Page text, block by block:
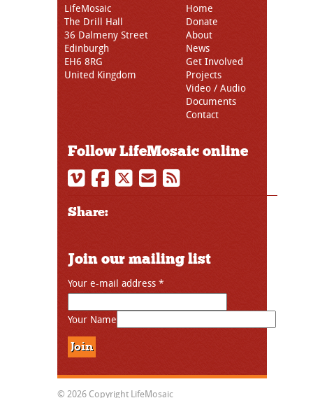
LifeMosaic
The Drill Hall
36 Dalmeny Street
Edinburgh
EH6 8RG
United Kingdom
Home
Donate
About
News
Get Involved
Projects
Video / Audio
Documents
Contact
Follow LifeMosaic online
Share:
Join our mailing list
Your e-mail address *
Your Name
© 2026 Copyright LifeMosaic